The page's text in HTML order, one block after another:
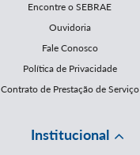
Encontre o SEBRAE
Ouvidoria
Fale Conosco
Política de Privacidade
Contrato de Prestação de Serviço
Institucional